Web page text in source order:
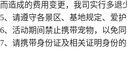
而造成的费用变更，我司实行多退
5、请遵守各景区、基地规定、爱
6、活动期间禁止携带宠物，以免
7、请携带身份证及相关证明身份